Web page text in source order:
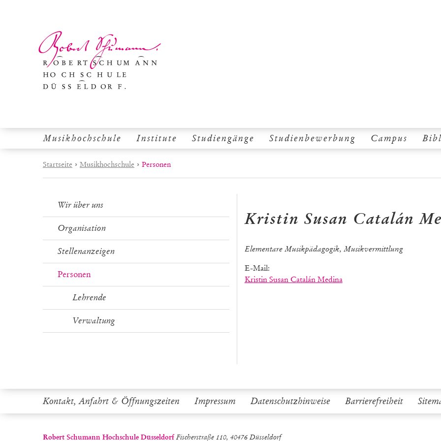
Musikhochschule Institute Studiengänge Studienbewerbung Campus
Startseite › Musikhochschule › Personen
Wir über uns
Organisation
Stellenanzeigen
Personen
Lehrende
Verwaltung
Kristin Susan Catalán
Elementare Musikpädagogik, Musikvermittlung
E-Mail:
Kristin Susan Catalán Medina
Kontakt, Anfahrt & Öffnungszeiten Impressum Datenschutzhinweise Barrierefreiheit
Robert Schumann Hochschule DüsseldorfFischerstraße 110, 40476 Düsseldorf